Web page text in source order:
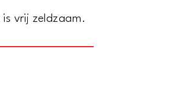
vrij zeldzaam.